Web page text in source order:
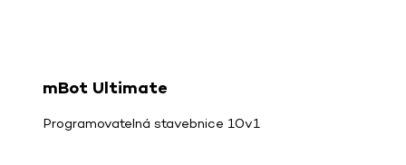
mBot Ultimate
Programovatelná stavebnice 10v1